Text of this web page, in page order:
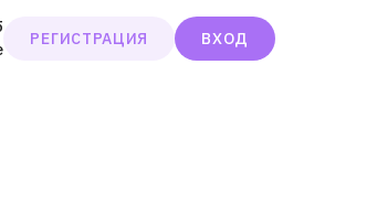
РЕГИСТРАЦИЯ ВХОД